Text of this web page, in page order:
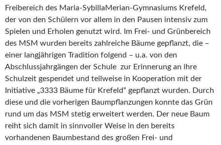
Freibereich des Maria-SybillaMerian-Gymnasiums Krefeld,
der von den Schülern vor allem in den Pausen intensiv zum
Spielen und Erholen genutzt wird. Im Frei- und Grünbereich
des MSM wurden bereits zahlreiche Bäume gepflanzt, die –
einer langjährigen Tradition folgend – u.a. von den
Abschlussjahrgängen der Schule zur Erinnerung an ihre
Schulzeit gespendet und teilweise in Kooperation mit der
Initiative „3333 Bäume für Krefeld“ gepflanzt wurden. Durch
diese und die vorherigen Baumpflanzungen konnte das Grün
rund um das MSM stetig erweitert werden. Der neue Baum
reiht sich damit in sinnvoller Weise in den bereits
vorhandenen Baumbestand des großen Frei- und